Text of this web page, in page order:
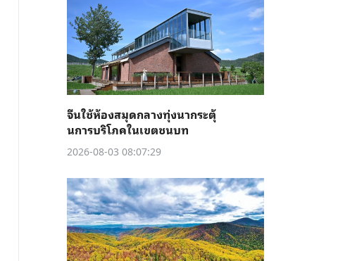
จีนใช้ห้องสมุดกลางทุ่งนากระตุ้
นการบริโภคในเขตชนบท
2026-08-03 08:07:29